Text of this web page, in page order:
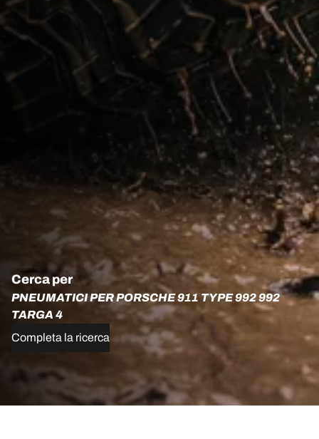
Cerca per
PNEUMATICI PER PORSCHE 911 TYPE 992 992
TARGA 4
Completa la ricerca